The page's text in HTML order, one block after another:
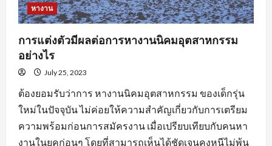
หางาน
การแต่งตัวมีผลต่อการหางานนิคมอุตสาหกรรม
อย่างไร
July 25, 2023
ต้องยอมรับว่าการ หางานนิคมอุตสาหกรรม ของเด็กรุ่น
ใหม่ในปัจจุบัน ไม่ค่อยให้ความสำคัญเกี่ยวกับการเตรียม
ความพร้อมก่อนการสมัครงาน เมื่อเปรียบเทียบกับคนหา
งานในยุคก่อนๆ โดยที่สามารถเห็นได้ชัดเจนคงหนีไม่พ้น